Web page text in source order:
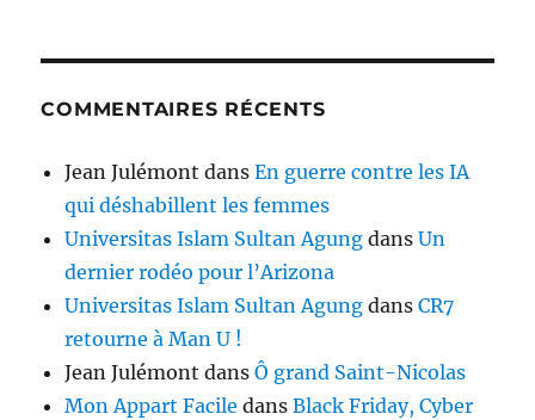
COMMENTAIRES RÉCENTS
Jean Julémont dansEn guerre contre les IA
qui déshabillent les femmes
Universitas Islam Sultan Agung dansUn
dernier rodéo pour l’Arizona
Universitas Islam Sultan Agung dansCR7
retourne à Man U !
Jean Julémont dansÔ grand Saint-Nicolas
Mon Appart Facile dansBlack Friday, Cyber